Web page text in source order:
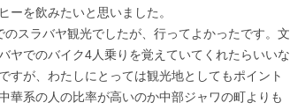
ーを飲みたいと思いました。
スラバヤ観光でしたが、行ってよかったです。文
ヤでのバイク4人乗りを覚えていてくれたらいいな
すが、わたしにとっては観光地としてもポイント
華系の人の比率が高いのか中部ジャワの町よりも